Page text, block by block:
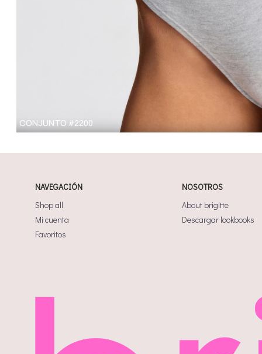
CONJUNTO #2200
NAVEGACIÓN
Shop all
Mi cuenta
Favoritos
NOSOTROS
About brigitte
Descargar lookbooks